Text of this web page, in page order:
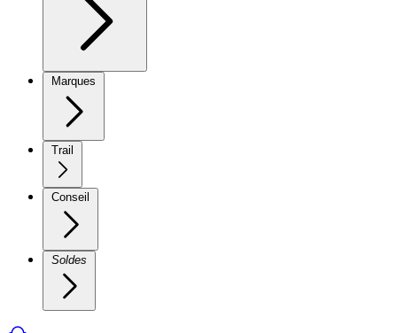
Marques
Trail
Conseil
Soldes